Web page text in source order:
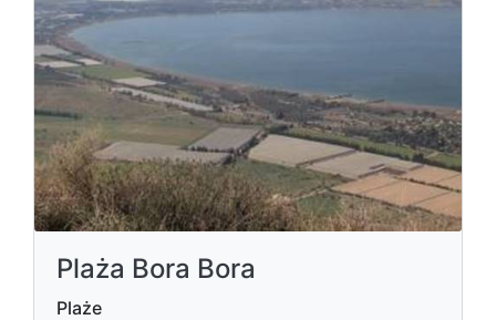
Plaża Bora Bora
Plaże